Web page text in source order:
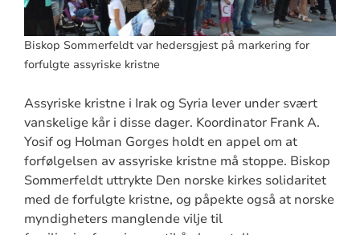
Biskop Sommerfeldt var hedersgjest på markering for
forfulgte assyriske kristne
Assyriske kristne i Irak og Syria lever under svært
vanskelige kår i disse dager. Koordinator Frank A.
Yosif og Holman Gorges holdt en appel om at
forfølgelsen av assyriske kristne må stoppe. Biskop
Sommerfeldt uttrykte Den norske kirkes solidaritet
med de forfulgte kristne, og påpekte også at norske
myndigheters manglende vilje til